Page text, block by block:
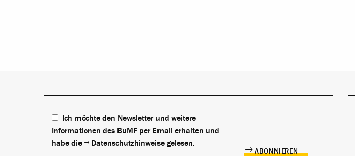
Ich möchte den Newsletter und weitere
Informationen des BuMF per Email erhalten und
habe die
Datenschutzhinweise gelesen.